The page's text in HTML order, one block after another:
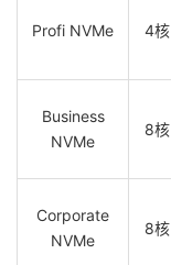
Profi NVMe 4核
Business
NVMe
8核
Corporate
NVMe
8核